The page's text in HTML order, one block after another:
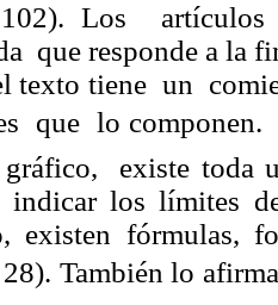
Los
que responde a la
texto tiene un
que lo
existe toda
indicar los
existen fórmulas,
28). También lo